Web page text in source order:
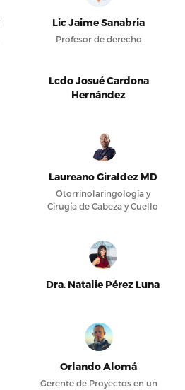
Lic Jaime Sanabria
Profesor de derecho
Lcdo Josué Cardona
Hernández
Laureano Giraldez MD
Otorrinolaringología y
Cirugía de Cabeza y Cuello
Dra. Natalie Pérez Luna
Orlando Alomá
Gerente de Proyectos en un